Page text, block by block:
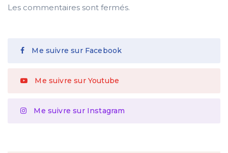
Les commentaires sont fermés.
Me suivre sur Facebook
Me suivre sur Youtube
Me suivre sur Instagram